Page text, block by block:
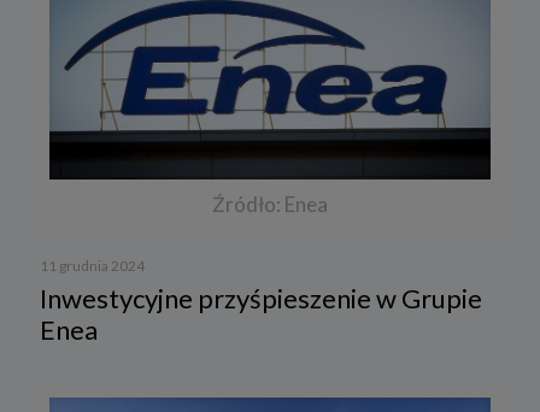
Źródło: Enea
11 grudnia 2024
Inwestycyjne przyśpieszenie w Grupie
Enea